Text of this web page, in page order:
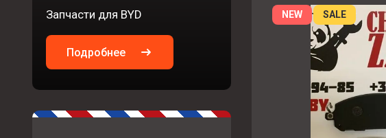
Запчасти для BYD
Подробнее
NEW SALE